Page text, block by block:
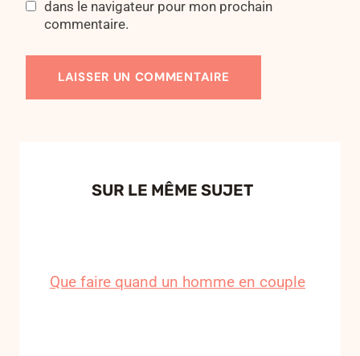
dans le navigateur pour mon prochain
commentaire.
SUR LE MÊME SUJET
Que faire quand un homme en couple